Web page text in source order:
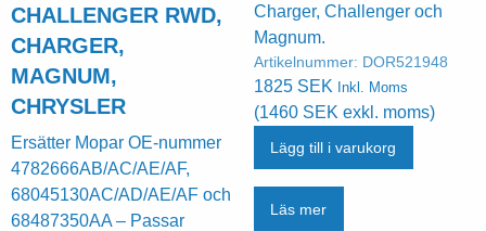
CHALLENGER RWD,
CHARGER,
MAGNUM,
CHRYSLER
Ersätter Mopar OE-nummer
4782666AB/AC/AE/AF,
68045130AC/AD/AE/AF och
68487350AA – Passar
Charger, Challenger och
Magnum.
Artikelnummer: DOR521948
1825 SEK Inkl. Moms
(1460 SEK exkl. moms)
Lägg till i varukorg
Läs mer